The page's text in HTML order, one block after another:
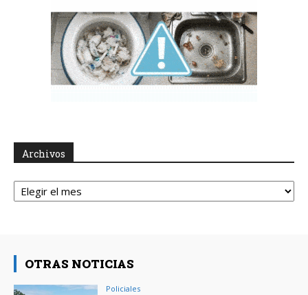
Archivos
Archivos
OTRAS NOTICIAS
Policiales